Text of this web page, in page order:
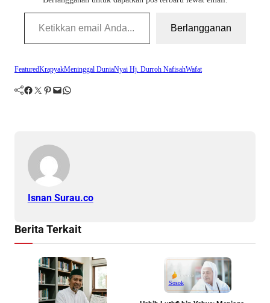
Ketikkan email Anda...
Berlangganan
FeaturedKrapyakMeninggal DuniaNyai Hj. Durroh NafisahWafat
Facebook Twitter Pinterest Mail WhatsApp
Isnan Surau.co
Berita Terkait
Sosok